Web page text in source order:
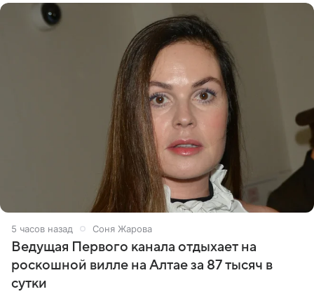
5 часов назад Соня Жарова
Ведущая Первого канала отдыхает на
роскошной вилле на Алтае за 87 тысяч в
сутки